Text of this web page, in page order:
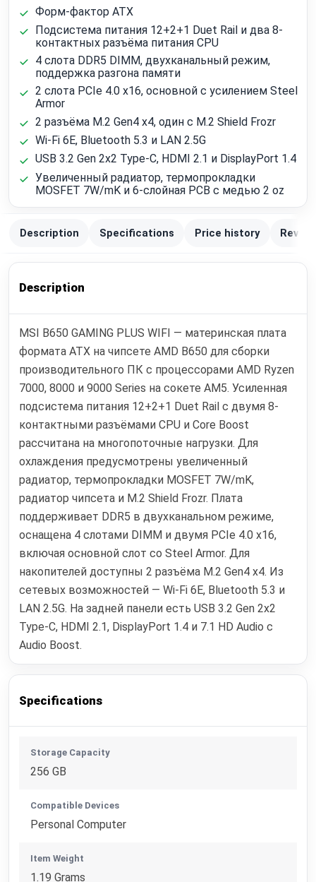
Форм-фактор ATX
Подсистема питания 12+2+1 Duet Rail и два 8-
контактных разъёма питания CPU
4 слота DDR5 DIMM, двухканальный режим,
поддержка разгона памяти
2 слота PCIe 4.0 x16, основной с усилением Steel
Armor
2 разъёма M.2 Gen4 x4, один с M.2 Shield Frozr
Wi‑Fi 6E, Bluetooth 5.3 и LAN 2.5G
USB 3.2 Gen 2x2 Type-C, HDMI 2.1 и DisplayPort 1.4
Увеличенный радиатор, термопрокладки
MOSFET 7W/mK и 6-слойная PCB с медью 2 oz
Description Specifications Price history
Description
MSI B650 GAMING PLUS WIFI — материнская плата
формата ATX на чипсете AMD B650 для сборки
производительного ПК с процессорами AMD Ryzen
7000, 8000 и 9000 Series на сокете AM5. Усиленная
подсистема питания 12+2+1 Duet Rail с двумя 8-
контактными разъёмами CPU и Core Boost
рассчитана на многопоточные нагрузки. Для
охлаждения предусмотрены увеличенный
радиатор, термопрокладки MOSFET 7W/mK,
радиатор чипсета и M.2 Shield Frozr. Плата
поддерживает DDR5 в двухканальном режиме,
оснащена 4 слотами DIMM и двумя PCIe 4.0 x16,
включая основной слот со Steel Armor. Для
накопителей доступны 2 разъёма M.2 Gen4 x4. Из
сетевых возможностей — Wi‑Fi 6E, Bluetooth 5.3 и
LAN 2.5G. На задней панели есть USB 3.2 Gen 2x2
Type-C, HDMI 2.1, DisplayPort 1.4 и 7.1 HD Audio с
Audio Boost.
Specifications
Storage Capacity
256 GB
Compatible Devices
Personal Computer
Item Weight
1.19 Grams